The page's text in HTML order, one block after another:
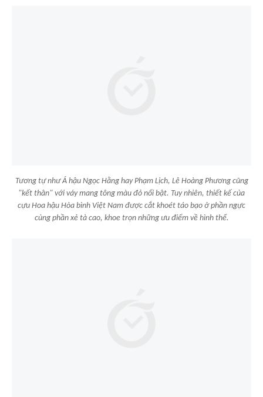
Tương tự như Á hậu Ngọc Hằng hay Phạm Lịch, Lê Hoàng Phương cũng
"kết thân" với váy mang tông màu đỏ nổi bật. Tuy nhiên, thiết kế của
cựu Hoa hậu Hòa bình Việt Nam được cắt khoét táo bạo ở phần ngực
cùng phần xẻ tà cao, khoe trọn những ưu điểm về hình thể.